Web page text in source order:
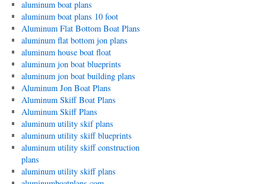
aluminum boat plans
aluminum boat plans 10 foot
Aluminum Flat Bottom Boat Plans
aluminum flat bottom jon plans
aluminum house boat float
aluminum jon boat blueprints
aluminum jon boat building plans
Aluminum Jon Boat Plans
Aluminum Skiff Boat Plans
Aluminum Skiff Plans
aluminum utility skif plans
aluminum utility skiff blueprints
aluminum utility skiff construction
plans
aluminum utility skiff plans